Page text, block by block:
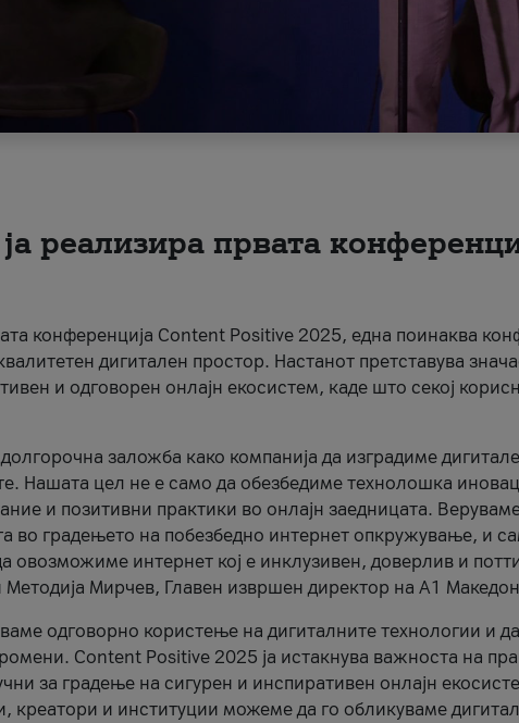
реализира првата
конференција Content Positive 2025, една поинаква
дигитален простор. Настанот претставува
и одговорен онлајн екосистем, каде што секој
заложба како компанија да изградиме
Нашата цел не е само да обезбедиме технолошка
и позитивни практики во онлајн заедницата. Веруваме
во градењето на побезбедно интернет опкружување, и
интернет кој е инклузивен, доверлив и
Методија Мирчев, Главен извршен директор на А1
одговорно користење на дигиталните технологии и
Content Positive 2025 ја истакнува важноста на
за градење на сигурен и инспиративен онлајн
креатори и институции можеме да го обликуваме